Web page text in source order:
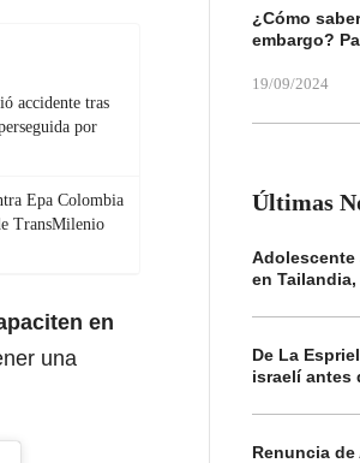
accidente tras
por
Epa Colombia
TransMilenio
en
una
¿Cómo
embargo?
19/09/2024
Últimas
Adolescente
en
De La
israelí antes
Renuncia